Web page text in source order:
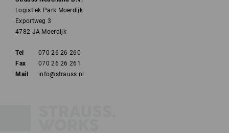
Logistiek Park Moerdijk
Exportweg 3
4782 JA Moerdijk
Tel
070 26 26 260
Fax
070 26 26 261
Mail
info@strauss.nl